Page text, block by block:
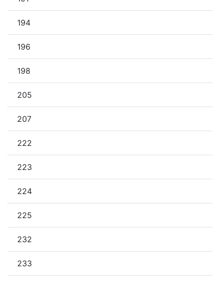
194
196
198
205
207
222
223
224
225
232
233